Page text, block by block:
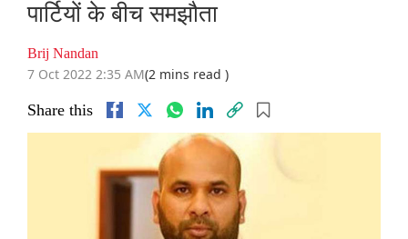
पार्टियों के बीच समझौता
Brij Nandan
7 Oct 2022 2:35 AM(2 mins read )
Share this